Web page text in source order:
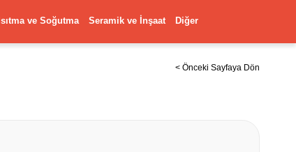
Isıtma ve Soğutma Seramik ve İnşaat Diğer
< Önceki Sayfaya Dön